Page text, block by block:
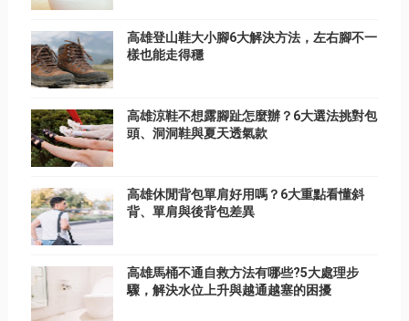
高雄登山鞋大小腳6大解決方法，左右腳不一
樣也能走得穩
高雄涼鞋不想露腳趾怎麼辦？6大選法挑對包
頭、洞洞鞋與夏天透氣款
高雄休閒背包單肩好用嗎？6大重點看懂斜
背、單肩與後背包差異
高雄馬桶不通自救方法有哪些?5大處理步
驟，解決水位上升與越通越塞的困擾